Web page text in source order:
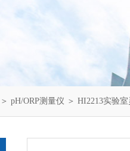
＞ pH/ORP测量仪 ＞ HI2213实验